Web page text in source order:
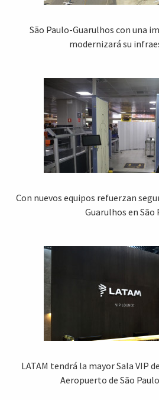
São Paulo-Guarulhos con una
modernizará su
Con nuevos equipos refuerzan
Guarulhos en São
LATAM tendrá la mayor Sala VIP
Aeropuerto de São